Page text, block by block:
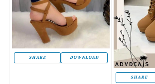
SHARE DOWNLOAD
SHARE